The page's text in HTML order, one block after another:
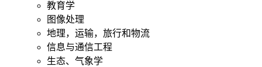
教育学
图像处理
地理，运输，旅行和物流
信息与通信工程
生态、气象学